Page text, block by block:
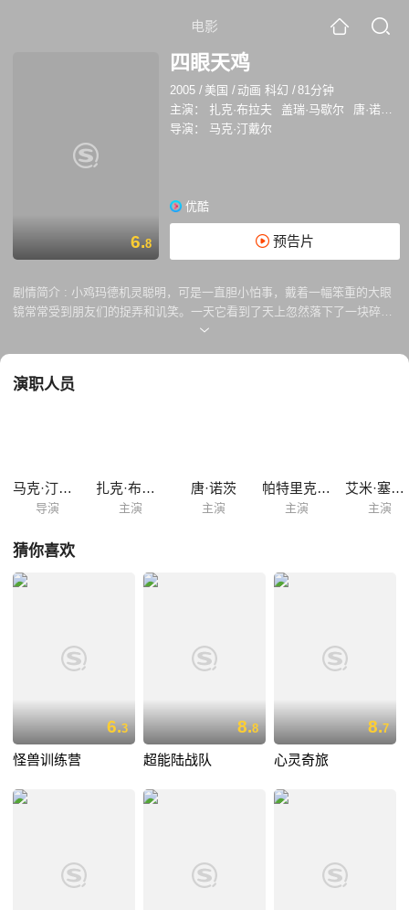
电影
6.8
四眼天鸡
2005 / 美国 / 动画 科幻 /81分钟
主演：
扎克·布拉夫 盖瑞·马歇尔 唐·诺茨
导演：
马克·汀戴尔
优酷
预告片
剧情简介 : 小鸡玛德机灵聪明，可是一直胆小怕事，戴着一幅笨重的大眼
镜常常受到朋友们的捉弄和讥笑。一天它看到了天上忽然落下了一块碎
片，以为是天要塌下来了，它到处惊慌的通知大家，一如既往惹来了众人
机会，就算大家都认为它没法帮球队胜出比赛，但是它做到了。 没想到它
演职人员
马克·汀戴尔
导演
扎克·布拉夫
主演
唐·诺茨
主演
帕特里克·斯图尔特
主演
艾米·塞德丽丝
主演
猜你喜欢
6.3
怪兽训练营
8.8
超能陆战队
8.7
心灵奇旅